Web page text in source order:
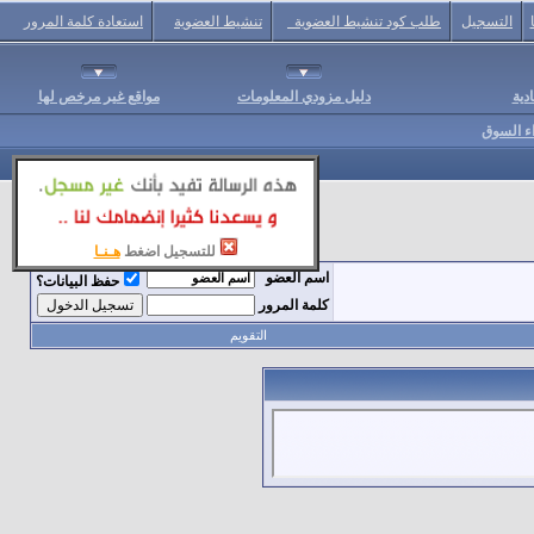
للتسجيل اضغط هـنـا
التسجيل طلب كود تنشيط العضوية تنشيط العضوية استعادة كلمة المرور
دليل مزودي المعلومات مواقع غير مرخص لها
السوق
اسم العضو
حفظ البيانات؟
كلمة المرور
التقويم